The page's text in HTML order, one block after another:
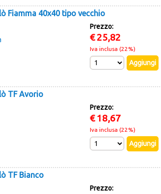
Fiamma 40x40 tipo vecchio
Prezzo:
€25,82
Iva inclusa (22%)
TF Avorio
Prezzo:
€18,67
Iva inclusa (22%)
TF Bianco
Prezzo: